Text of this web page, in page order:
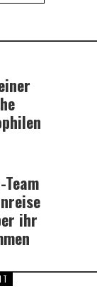
ihr